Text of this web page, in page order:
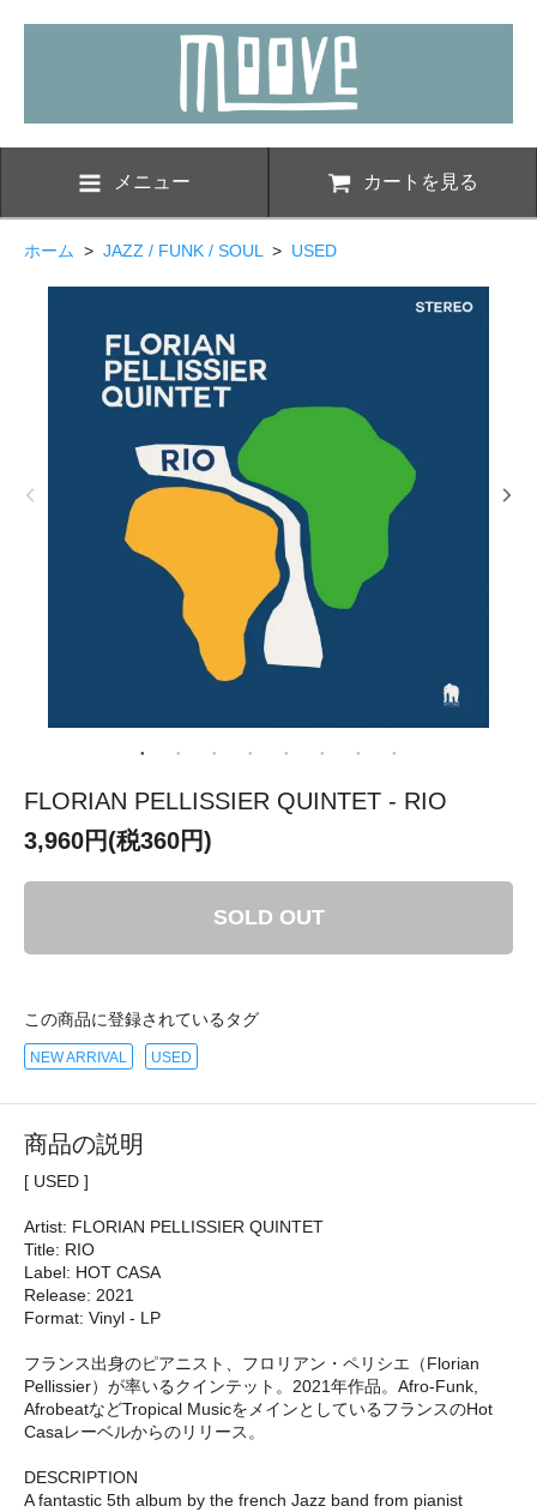
メニュー カートを見る
ホーム > JAZZ / FUNK / SOUL > USED
FLORIAN PELLISSIER QUINTET - RIO
3,960円(税360円)
SOLD OUT
この商品に登録されているタグ
NEW ARRIVAL USED
商品の説明
[ USED ]
Artist: FLORIAN PELLISSIER QUINTET
Title: RIO
Label: HOT CASA
Release: 2021
Format: Vinyl - LP
フランス出身のピアニスト、フロリアン・ペリシエ（Florian
Pellissier）が率いるクインテット。2021年作品。Afro-Funk,
AfrobeatなどTropical MusicをメインとしているフランスのHot
Casaレーベルからのリリース。
DESCRIPTION
A fantastic 5th album by the french Jazz band from pianist